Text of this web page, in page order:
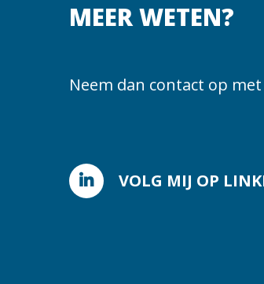
MEER WETEN?
Neem dan contact op
VOLG MIJ OP